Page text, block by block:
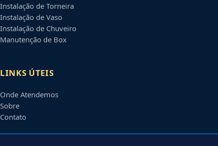
Instalação de Torneira
Instalação de Vaso
Instalação de Chuveiro
Manutenção de Box
LINKS ÚTEIS
Onde Atendemos
Sobre
Contato